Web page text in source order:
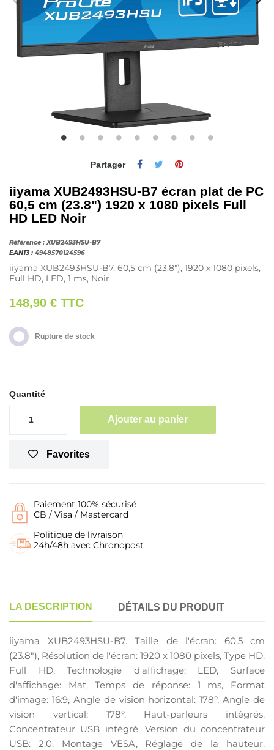
Partager
iiyama XUB2493HSU-B7 écran plat de PC
60,5 cm (23.8") 1920 x 1080 pixels Full
HD LED Noir
Référence :XUB2493HSU-B7
EAN13 : 4948570124596
iiyama XUB2493HSU-B7, 60,5 cm (23.8"), 1920 x 1080 pixels,
Full HD, LED, 1 ms, Noir
148,90 € TTC
Rupture de stock
Quantité
Ajouter au panier
Favorites
Paiement 100% sécurisé
CB / Visa / Mastercard
Politique de livraison
24h/48h avec Chronopost
LA DESCRIPTION DÉTAILS DU PRODUIT
iiyama XUB2493HSU-B7. Taille de l'écran: 60,5 cm
(23.8"), Résolution de l'écran: 1920 x 1080 pixels, Type HD:
Full HD, Technologie d'affichage: LED, Surface
d'affichage: Mat, Temps de réponse: 1 ms, Format
d'image: 16:9, Angle de vision horizontal: 178°, Angle de
vision vertical: 178°. Haut-parleurs intégrés.
Concentrateur USB intégré, Version du concentrateur
USB: 2.0. Montage VESA, Réglage de la hauteur.